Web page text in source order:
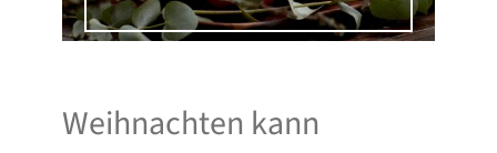
Weihnachten kann